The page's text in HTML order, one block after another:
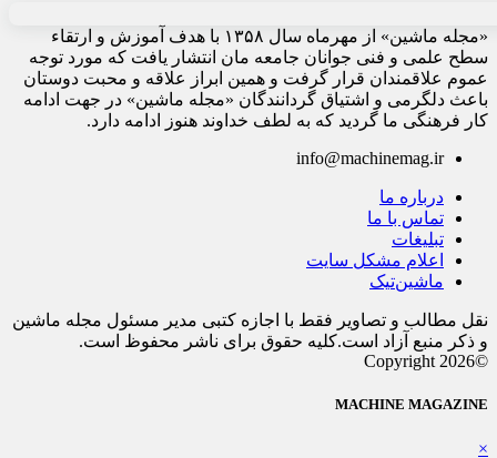
«مجله ماشین» از مهرماه سال ۱۳۵۸ با هدف آموزش و ارتقاء
سطح علمی و فنی جوانان جامعه مان انتشار یافت که مورد توجه
عموم علاقمندان قرار گرفت و همین ابراز علاقه و محبت دوستان
باعث دلگرمی و اشتیاق گردانندگان «مجله ماشین» در جهت ادامه
کار فرهنگی ما گردید که به لطف خداوند هنوز ادامه دارد.
info@machinemag.ir
درباره ما
تماس با ما
تبلیغات
اعلام مشکل سایت
ماشین‌تیک
نقل مطالب و تصاویر فقط با اجازه کتبی مدیر مسئول مجله ماشین
و ذکر منبع آزاد است.کلیه حقوق برای ناشر محفوظ است.
©Copyright 2026
MACHINE MAGAZINE
×